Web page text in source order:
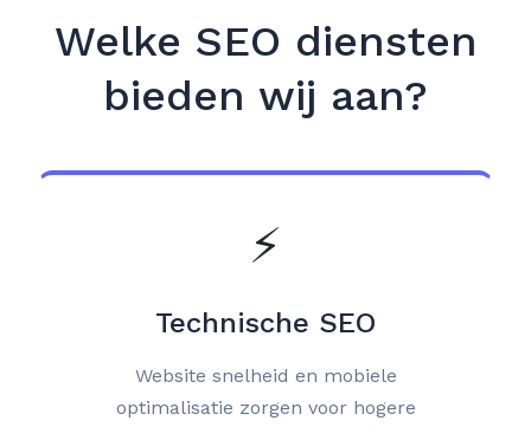
Welke SEO diensten
bieden wij aan?
⚡
Technische SEO
Website snelheid en mobiele
optimalisatie zorgen voor hogere